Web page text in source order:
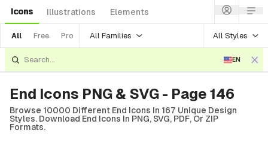
Icons Illustrations Elements
All Free Pro All Families All Styles
EN
End Icons PNG & SVG - Page 146
Browse 10000 Different End Icons In 167 Unique Design
Styles. Download End Icons In PNG, SVG, PDF, Or ZIP
Formats.